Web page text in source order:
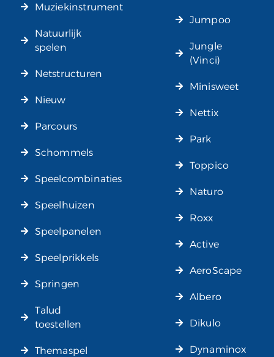
Muziekinstrument
Natuurlijk
spelen
Netstructuren
Nieuw
Parcours
Schommels
Speelcombinaties
Speelhuizen
Speelpanelen
Speelprikkels
Springen
Talud
toestellen
Themaspel
Jumpoo
Jungle
(Vinci)
Minisweet
Nettix
Park
Toppico
Naturo
Roxx
Active
AeroScape
Albero
Dikulo
Dynaminox